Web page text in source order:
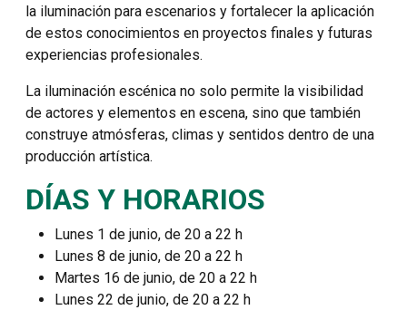
la iluminación para escenarios y fortalecer la aplicación
de estos conocimientos en proyectos finales y futuras
experiencias profesionales.
La iluminación escénica no solo permite la visibilidad
de actores y elementos en escena, sino que también
construye atmósferas, climas y sentidos dentro de una
producción artística.
DÍAS Y HORARIOS
Lunes 1 de junio, de 20 a 22 h
Lunes 8 de junio, de 20 a 22 h
Martes 16 de junio, de 20 a 22 h
Lunes 22 de junio, de 20 a 22 h